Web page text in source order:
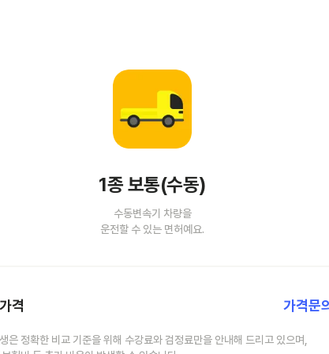
1종 보통(수동)
수동변속기 차량을
운전할 수 있는 면허예요.
격 가격문
은 정확한 비교 기준을 위해 수강료와 검정료만을 안내해 드리고 있으며,